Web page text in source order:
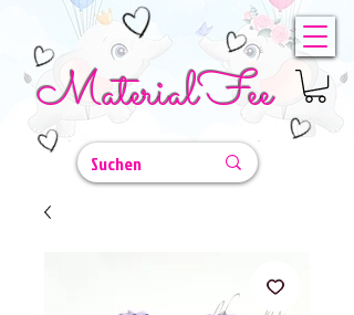
MaterialFee